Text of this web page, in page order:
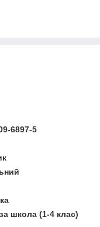
6897-5
школа (1-4 клас)